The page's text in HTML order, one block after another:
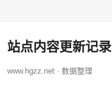
站点内容更新记录
www.hgzz.net · 数据整理